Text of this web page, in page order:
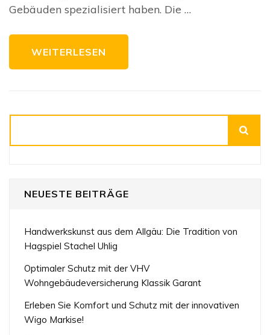
Gebäuden spezialisiert haben. Die …
WEITERLESEN
NEUESTE BEITRÄGE
Handwerkskunst aus dem Allgäu: Die Tradition von
Hagspiel Stachel Uhlig
Optimaler Schutz mit der VHV
Wohngebäudeversicherung Klassik Garant
Erleben Sie Komfort und Schutz mit der innovativen
Wigo Markise!